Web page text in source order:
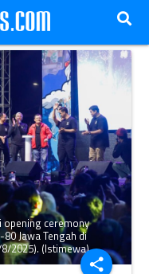
share
opening ceremony
Jawa Tengah di
2025). (Istimewa)